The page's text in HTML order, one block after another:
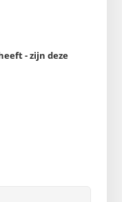
- zijn deze